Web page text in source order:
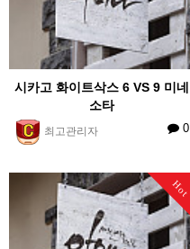
시카고 화이트삭스 6 VS 9 미네
소타
최고관리자 0
Hot